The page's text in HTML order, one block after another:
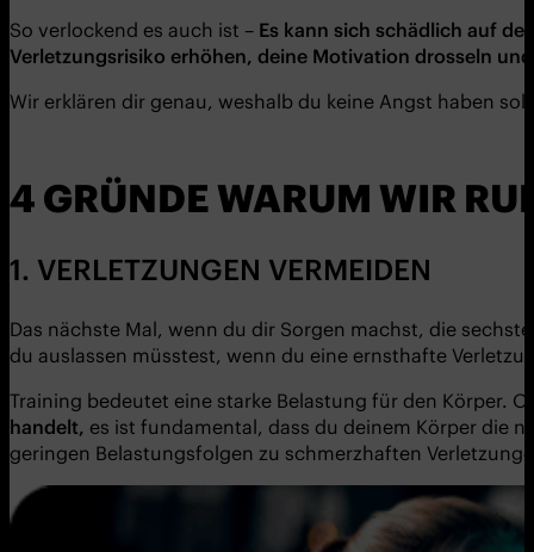
So verlockend es auch ist – Es kann sich schädlich auf
Verletzungsrisiko erhöhen, deine Motivation drosseln
Wir erklären dir genau, weshalb du keine Angst haben
4 GRÜNDE WARUM WIR
1. VERLETZUNGEN VERMEIDEN
Das nächste Mal, wenn du dir Sorgen machst, die
du auslassen müsstest, wenn du eine ernsthafte
Training bedeutet eine starke Belastung für den Körper.
handelt, es ist fundamental, dass du deinem Körper die
geringen Belastungsfolgen zu schmerzhaften